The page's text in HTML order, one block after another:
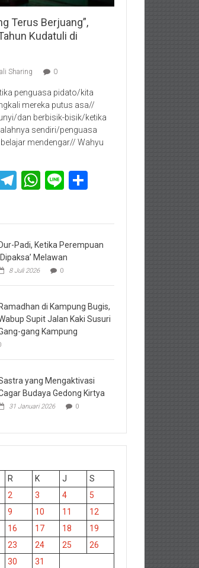
Terus Berjuang”,
Kudatuli di
Sharing 0
penguasa pidato/kita
mereka putus asa//
dan berbisik-bisik/ketika
sendiri/penguasa
mendengar// Wahyu
Telegram
WhatsApp
Line
Dur-Padi, Ketika Perempuan
Melawan
8 Juli 2026 0
Ramadhan di Kampung Bugis,
Supit Jalan Kaki Susuri
gang Kampung
yang Mengaktivasi
Budaya Gedong Kirtya
31 Januari 2026 0
R K J
S
2 3 4
5
9 10 11
12
16 17 18
19
23 24 25
26
30 31